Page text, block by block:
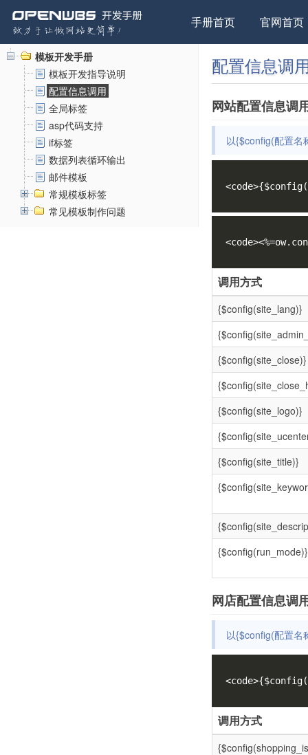
手册首页 官网首页
模板开发手册
模板开发指导说明
配置信息调用
全局标签
asp代码支持
if标签
数据列表循环输出
邮件模板
常规模板标签
常见模板制作问题
配置信息调
网站配置信息调
以{$config(配置名
调用方式
{$config(site_lang)}
{$config(site_close)}
{$config(site_logo)}
{$config(site_title)}
{$config(run_mode)}
网店配置信息调
以{$config(配置名
调用方式